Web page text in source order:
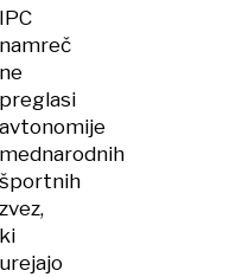
IPC
namreč
ne
preglasi
avtonomije
mednarodnih
športnih
zvez,
ki
urejajo